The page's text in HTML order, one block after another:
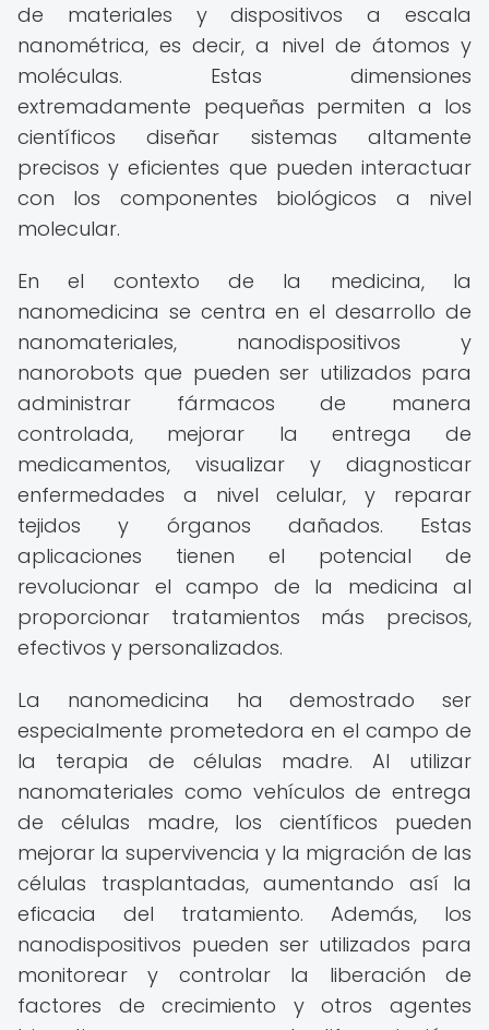
de materiales y dispositivos a escala
nanométrica, es decir, a nivel de átomos y
moléculas. Estas dimensiones
extremadamente pequeñas permiten a los
científicos diseñar sistemas altamente
precisos y eficientes que pueden interactuar
con los componentes biológicos a nivel
molecular.
En el contexto de la medicina, la
nanomedicina se centra en el desarrollo de
nanomateriales, nanodispositivos y
nanorobots que pueden ser utilizados para
administrar fármacos de manera
controlada, mejorar la entrega de
medicamentos, visualizar y diagnosticar
enfermedades a nivel celular, y reparar
tejidos y órganos dañados. Estas
aplicaciones tienen el potencial de
revolucionar el campo de la medicina al
proporcionar tratamientos más precisos,
efectivos y personalizados.
La nanomedicina ha demostrado ser
especialmente prometedora en el campo de
la terapia de células madre. Al utilizar
nanomateriales como vehículos de entrega
de células madre, los científicos pueden
mejorar la supervivencia y la migración de las
células trasplantadas, aumentando así la
eficacia del tratamiento. Además, los
nanodispositivos pueden ser utilizados para
monitorear y controlar la liberación de
factores de crecimiento y otros agentes